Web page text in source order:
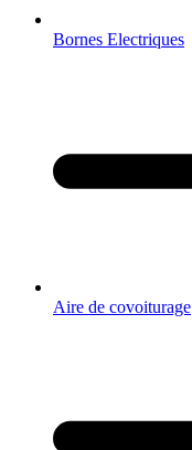
Bornes Electriques
Aire de covoiturage